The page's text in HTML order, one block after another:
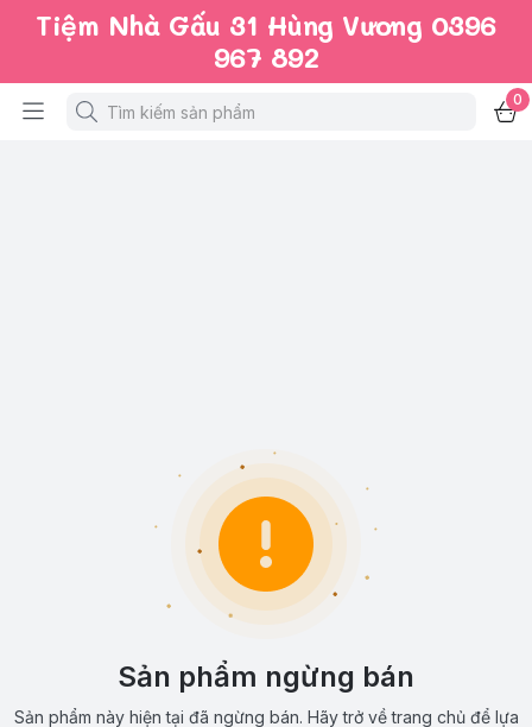
Tiệm Nhà Gấu 31 Hùng Vương 0396
967 892
0
Sản phẩm ngừng bán
Sản phẩm này hiện tại đã ngừng bán. Hãy trở về trang chủ để lựa